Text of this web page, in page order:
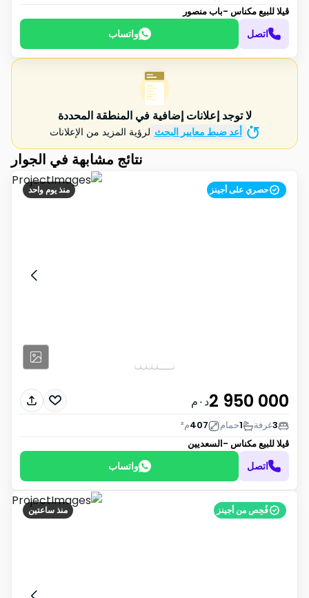
ڤيلا للبيعمكناس -باب منصور
اتصل واتساب
لا توجد إعلانات إضافية في المنطقة المحددة
أعد ضبط معايير البحث لرؤية المزيد من الإعلانات
نتائج مشابهة في الجوار
منذ يوم واحد حصري على أجينز
2 950 000د٠م
3غرفة 1حمام 407م²
ڤيلا للبيعمكناس -السعديين
اتصل واتساب
منذ ساعتين فُحِص من أجينز